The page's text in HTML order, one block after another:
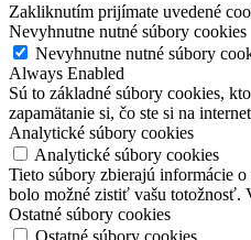
Zakliknutím prijímate uvedené
Nevyhnutne nutné súbory cookies
Nevyhnutne nutné súbory
Always Enabled
Sú to základné súbory cookies,
zapamätanie si, čo ste si na
Analytické súbory cookies
Analytické súbory cookies
Tieto súbory zbierajú informácie
bolo možné zistiť vašu totožnosť.
Ostatné súbory cookies
Ostatné súbory cookies